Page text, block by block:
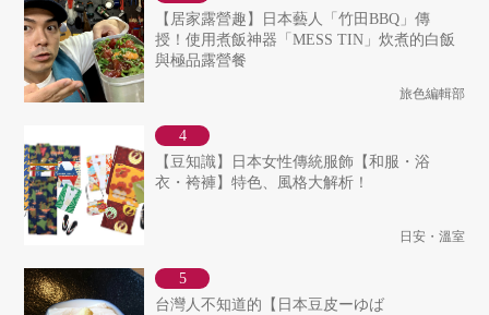
【居家露營趣】日本藝人「竹田BBQ」傳
授！使用煮飯神器「MESS TIN」炊煮的白飯
與極品露營餐
旅色編輯部
【豆知識】日本女性傳統服飾【和服・浴
衣・袴褲】特色、風格大解析！
日安・溫室
台灣人不知道的【日本豆皮ーゆば